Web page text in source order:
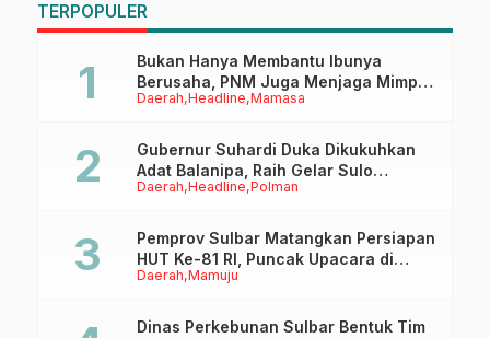
TERPOPULER
Daerah Headline Mamasa
Bukan Hanya Membantu Ibunya
Berusaha, PNM Juga Menjaga Mimpi
Anaknya Untuk Menggapai Cita-Cita
Daerah Headline Polman
Gubernur Suhardi Duka Dikukuhkan
Adat Balanipa, Raih Gelar Sulo
Tappidena
Daerah Mamuju
Pemprov Sulbar Matangkan Persiapan
HUT Ke-81 RI, Puncak Upacara di
Lapangan Ahmad Kirang
Dinas Perkebunan Sulbar Bentuk Tim